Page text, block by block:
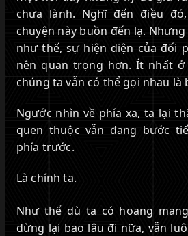
chưa lành. Nghĩ đến điều
chuyện này buồn đến lạ.
như thế, sự hiện diện của đối
nên quan trọng hơn. Ít nhất
chúng ta vẫn có thể gọi nhau là
Ngước nhìn về phía xa, ta lại
quen thuộc vẫn đang bước
phía trước.
Là chính ta.
Như thể dù ta có hoang
dừng lại bao lâu đi nữa, vẫn